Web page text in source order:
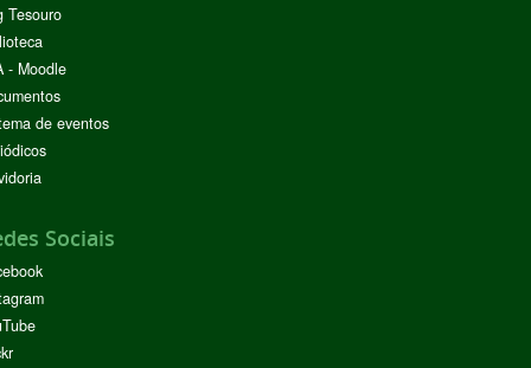
Tesouro
- Moodle
de eventos
Sociais